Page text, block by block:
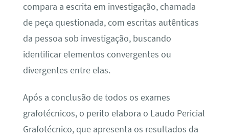
compara a escrita em investigação, chamada
de peça questionada, com escritas autênticas
da pessoa sob investigação, buscando
identificar elementos convergentes ou
divergentes entre elas.
Após a conclusão de todos os exames
grafotécnicos, o perito elabora o Laudo Pericial
Grafotécnico, que apresenta os resultados da